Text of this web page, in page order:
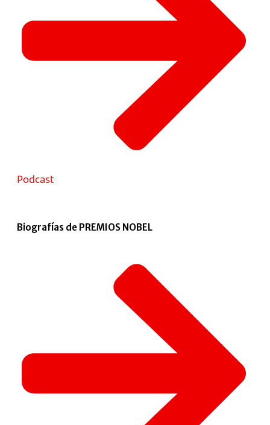
Podcast
Biografías de PREMIOS NOBEL